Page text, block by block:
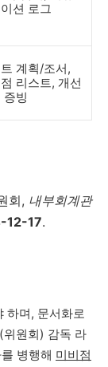
션 로그
계획/조서,
리스트, 개선
증빙
회, 내부회계관
12-17.
하며, 문서화로
위원회) 감독 라
병행해 미비점